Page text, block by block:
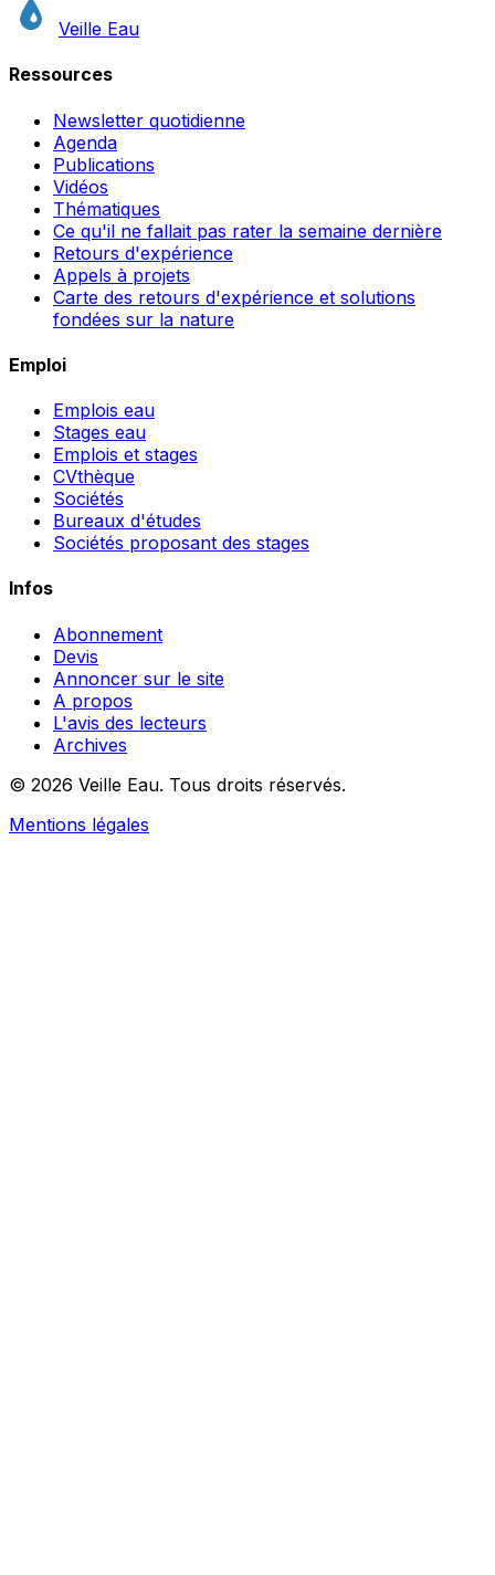
Veille Eau
Ressources
Newsletter quotidienne
Agenda
Publications
Vidéos
Thématiques
Ce qu'il ne fallait pas rater la semaine dernière
Retours d'expérience
Appels à projets
Carte des retours d'expérience et solutions
fondées sur la nature
Emploi
Emplois eau
Stages eau
Emplois et stages
CVthèque
Sociétés
Bureaux d'études
Sociétés proposant des stages
Infos
Abonnement
Devis
Annoncer sur le site
A propos
L'avis des lecteurs
Archives
© 2026 Veille Eau. Tous droits réservés.
Mentions légales